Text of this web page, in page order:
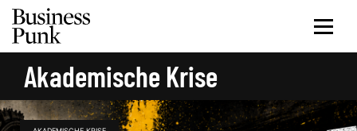
Akademische Krise